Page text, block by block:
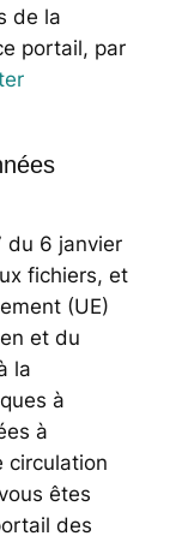
de la
portail, par
du 6 janvier
fichiers, et
(UE)
et du
la
à
à
circulation
êtes
des